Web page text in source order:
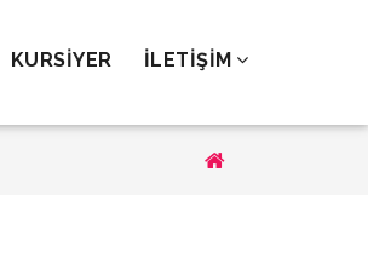
KURSİYER İLETİŞİM